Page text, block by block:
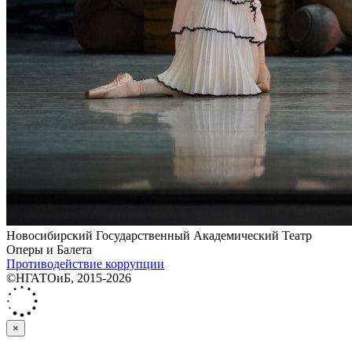
Новосибирский Государственный Академический Театр
Оперы и Балета
Противодействие коррупции
©НГАТОиБ, 2015-2026
×